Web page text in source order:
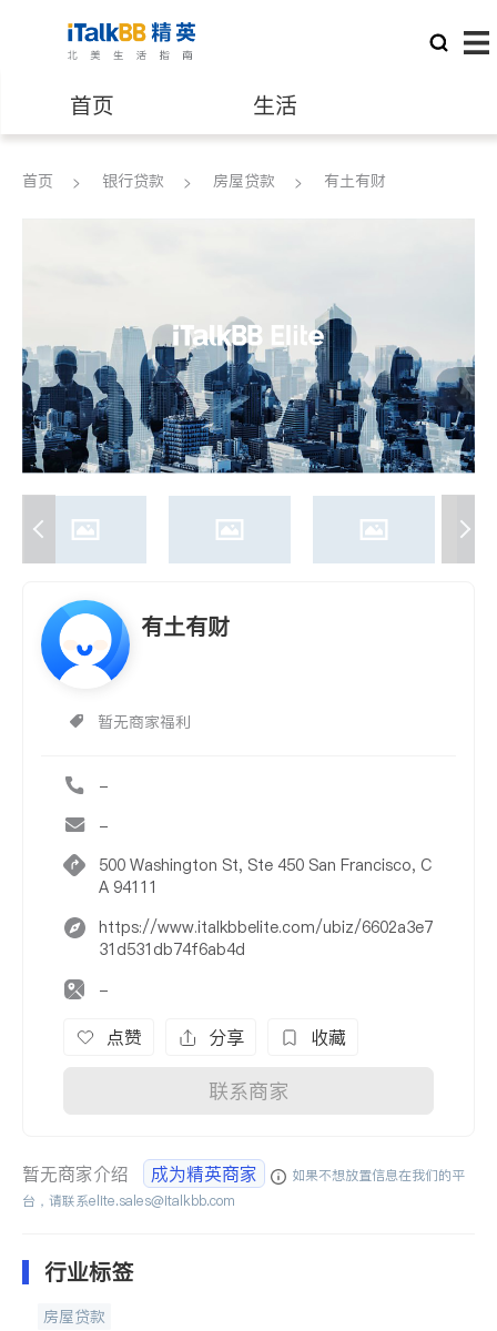
首页 生活
医生 律师
养老 非盈利组织
首页 银行贷款 房屋贷款 有土有财
有土有财
暂无商家福利
-
-
500 Washington St, Ste 450 San Francisco, C
A 94111
https://www.italkbbelite.com/ubiz/6602a3e7
31d531db74f6ab4d
-
点赞 分享 收藏
联系商家
暂无商家介绍 成为精英商家
如果不想放置信息在我们的平
台，请联系elite.sales@italkbb.com
行业标签
房屋贷款